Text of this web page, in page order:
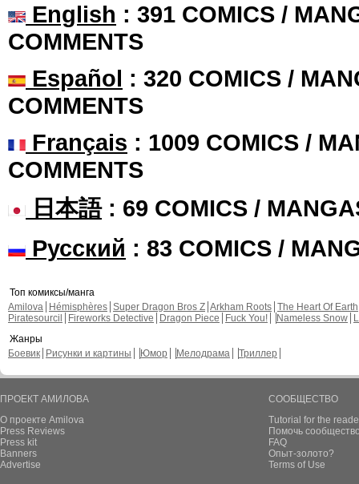
English : 391 COMICS /
COMMENTS
Español : 320 COMICS /
COMMENTS
Français : 1009 COMICS /
COMMENTS
日本語: 69 COMICS /
Русский : 83 COMICS /
Топ комиксы/манга
Amilova
Hémisphères Super Dragon Bros Z Arkham Roots The Heart Of Earth
Piratesourcil
Fireworks Detective Dragon Piece Fuck You! Nameless Snow
Жанры
Боевик
Рисунки и картины Юмор Мелодрама Триллер
ПРОЕКТ АМИЛОВА
О проекте Amilova
Press Reviews
Press kit
Banners
Advertise
СООБЩЕСТВО
Tutorial for the
Помочь
FAQ
Опыт-золото?
Terms of Use